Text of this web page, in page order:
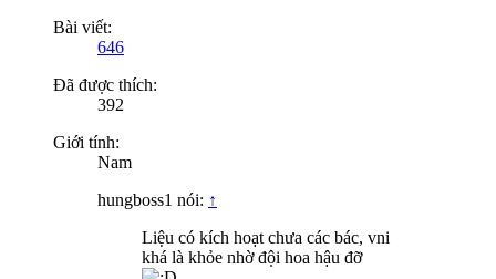
Bài viết:
646
Đã được thích:
392
Giới tính:
Nam
hungboss1 nói: ↑
Liệu có kích hoạt chưa các bác, vni
khá là khỏe nhờ đội hoa hậu đỡ